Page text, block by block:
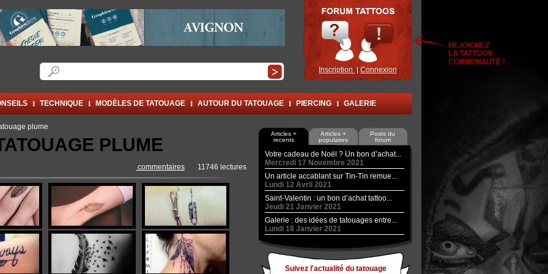
Inscription Connexion
TECHNIQUE MODÈLES DE TATOUAGE AUTOUR DU TATOUAGE PIERCING GALERIE
plume
PLUME
11746 lectures
commentaires
Articles +
recents
Articles +
populaires
Posts du
forum
Votre cadeau de Noël ? Un bon d’achat...
Mercredi 17 Novembre 2021
Un article accablant sur Tin-Tin remue...
Lundi 12 Avril 2021
Saint-Valentin : un bon d’achat tattoo...
Jeudi 21 Janvier 2021
Galerie : des idées de tatouages entre...
Lundi 18 Janvier 2021
Suivez l'actualité du tatouage